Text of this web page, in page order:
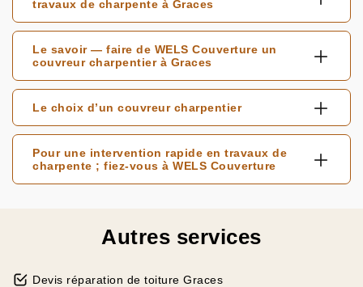
travaux de charpente à Graces
Le savoir — faire de WELS Couverture un
couvreur charpentier à Graces
Le choix d’un couvreur charpentier
Pour une intervention rapide en travaux de
charpente ; fiez-vous à WELS Couverture
Autres services
Devis réparation de toiture Graces